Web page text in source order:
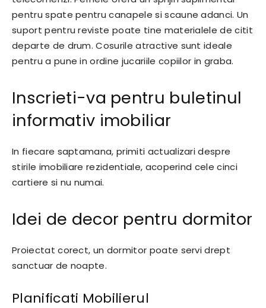
pentru spate pentru canapele si scaune adanci. Un
suport pentru reviste poate tine materialele de citit
departe de drum. Cosurile atractive sunt ideale
pentru a pune in ordine jucariile copiilor in graba.
Inscrieti-va pentru buletinul
informativ imobiliar
In fiecare saptamana, primiti actualizari despre
stirile imobiliare rezidentiale, acoperind cele cinci
cartiere si nu numai.
Idei de decor pentru dormitor
Proiectat corect, un dormitor poate servi drept
sanctuar de noapte.
Planificati Mobilierul